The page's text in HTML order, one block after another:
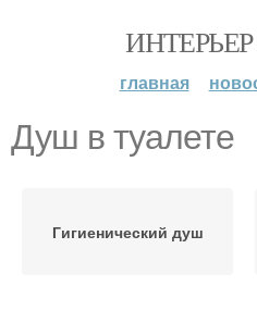
главная
Душ в туалете
Гигиенический душ